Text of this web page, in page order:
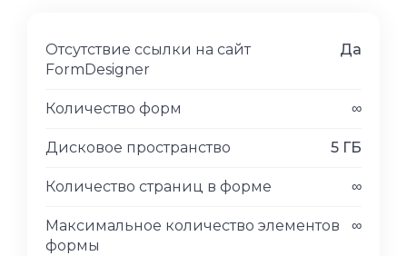
Отсутствие ссылки на сайт
FormDesigner
Да
Количество форм ∞
Дисковое пространство 5 ГБ
Количество страниц в форме ∞
Максимальное количество элементов
формы
∞